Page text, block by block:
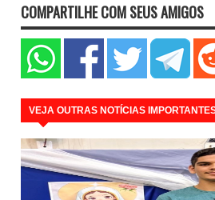
COMPARTILHE COM SEUS AMIGOS
VEJA OUTRAS NOTÍCIAS